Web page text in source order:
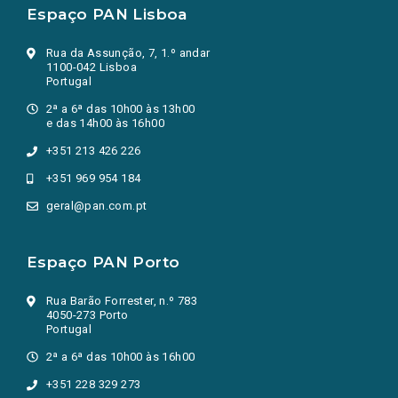
Espaço PAN Lisboa
Rua da Assunção, 7, 1.º andar
1100-042 Lisboa
Portugal
2ª a 6ª das 10h00 às 13h00
e das 14h00 às 16h00
+351 213 426 226
+351 969 954 184
geral@pan.com.pt
Espaço PAN Porto
Rua Barão Forrester, n.º 783
4050-273 Porto
Portugal
2ª a 6ª das 10h00 às 16h00
+351 228 329 273